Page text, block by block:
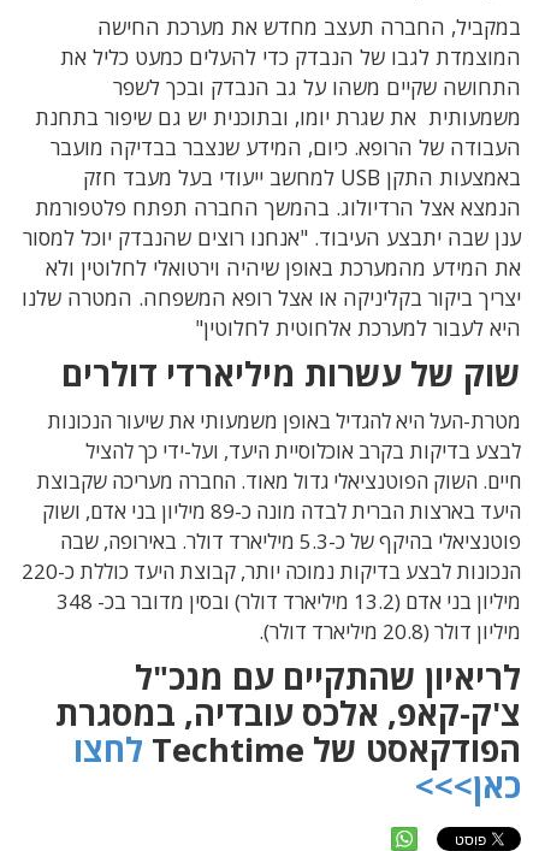
במקביל, החברה תעצב מחדש את מערכת החישה
המוצמדת לגבו של הנבדק כדי להעלים כמעט כליל את
התחושה שקיים משהו על גב הנבדק ובכך לשפר
משמעותית את שגרת יומו, ובתוכנית יש גם שיפור בתחנת
העבודה של הרופא. כיום, המידע שנצבר בבדיקה מועבר
באמצעות התקן USB למחשב ייעודי בעל מעבד חזק
הנמצא אצל הרדיולוג. בהמשך החברה תפתח פלטפורמת
ענן שבה יתבצע העיבוד. "אנחנו רוצים שהנבדק יוכל למסור
את המידע מהמערכת באופן שיהיה וירטואלי לחלוטין ולא
יצריך ביקור בקליניקה או אצל רופא המשפחה. המטרה שלנו
היא לעבור למערכת אלחוטית לחלוטין"
שוק של עשרות מיליארדי דולרים
מטרת-העל היא להגדיל באופן משמעותי את שיעור הנכונות
לבצע בדיקות בקרב אוכלוסיית היעד, ועל-ידי כך להציל
חיים. השוק הפוטנציאלי גדול מאוד. החברה מעריכה שקבוצת
היעד בארצות הברית לבדה מונה כ-89 מיליון בני אדם, ושוק
פוטנציאלי בהיקף של כ-5.3 מיליארד דולר. באירופה, שבה
הנכונות לבצע בדיקות נמוכה יותר, קבוצת היעד כוללת כ-220
מיליון בני אדם (13.2 מיליארד דולר) ובסין מדובר בכ- 348
מיליון דולר (20.8 מיליארד דולר).
לריאיון שהתקיים עם מנכ"ל
צ'ק-קאפ, אלכס עובדיה, במסגרת
הפודקאסט של Techtime לחצו
כאן>>>